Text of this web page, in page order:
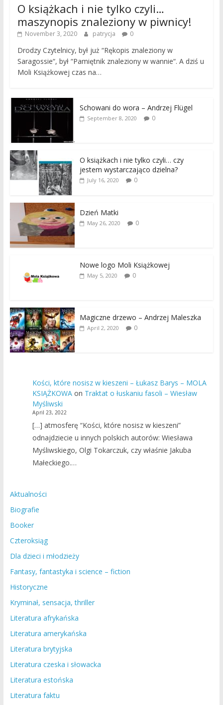
O książkach i nie tylko czyli…
maszynopis znaleziony w piwnicy!
November 3, 2020 patrycja 0
Drodzy Czytelnicy, był już “Rękopis znaleziony w
Saragossie“, był “Pamiętnik znaleziony w wannie“. A dziś u
Moli Książkowej czas na…
Schowani do wora – Andrzej Flügel
September 8, 2020 0
O książkach i nie tylko czyli… czy
jestem wystarczająco dzielna?
July 16, 2020 0
Dzień Matki
May 26, 2020 0
Nowe logo Moli Książkowej
May 5, 2020 0
Magiczne drzewo – Andrzej Maleszka
April 2, 2020 0
Kości, które nosisz w kieszeni – Łukasz Barys – MOLA
KSIĄŻKOWA on Traktat o łuskaniu fasoli – Wiesław
Myśliwski
April 23, 2022
[…] atmosferę “Kości, które nosisz w kieszeni”
odnajdziecie u innych polskich autorów: Wiesława
Myśliwskiego, Olgi Tokarczuk, czy właśnie Jakuba
Małeckiego.…
Aktualności
Biografie
Booker
Czteroksiąg
Dla dzieci i młodzieży
Fantasy, fantastyka i science – fiction
Historyczne
Kryminał, sensacja, thriller
Literatura afrykańska
Literatura amerykańska
Literatura brytyjska
Literatura czeska i słowacka
Literatura estońska
Literatura faktu